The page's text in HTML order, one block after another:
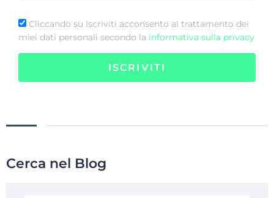
Cliccando su Iscriviti acconsento al trattamento dei
miei dati personali secondo la informativa sulla privacy
ISCRIVITI
Cerca nel Blog